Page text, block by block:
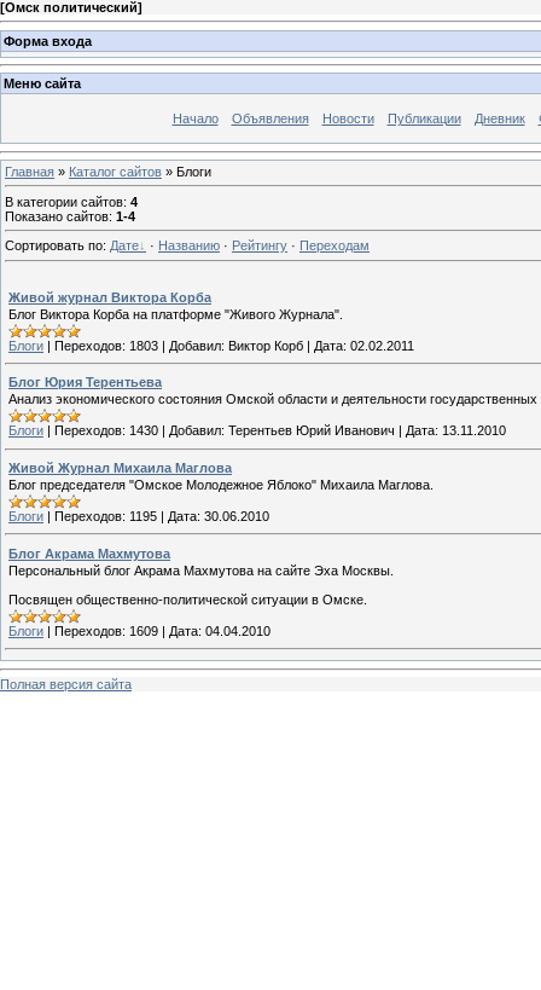
[Омск политический]
Форма входа
Меню сайта
Начало Объявления Новости Публикации Дневник
Главная » Каталог сайтов » Блоги
В категории сайтов: 4
Показано сайтов: 1-4
Сортировать по: Дате · Названию · Рейтингу · Переходам
Живой журнал Виктора Корба
Блог Виктора Корба на платформе "Живого Журнала".
Блоги | Переходов: 1803 | Добавил: Виктор Корб | Дата: 02.02.2011
Блог Юрия Терентьева
Анализ экономического состояния Омской области и деятельности
Блоги Переходов: 1430 Добавил: Терентьев Юрий Иванович Дата: 13.11.2010
Живой Журнал Михаила Маглова
Блог председателя "Омское Молодежное Яблоко" Михаила Маглова.
Блоги | Переходов: 1195 | Дата: 30.06.2010
Блог Акрама Махмутова
Персональный блог Акрама Махмутова на сайте Эха Москвы.
Посвящен общественно-политической ситуации в Омске.
Блоги | Переходов: 1609 | Дата: 04.04.2010
Полная версия сайта